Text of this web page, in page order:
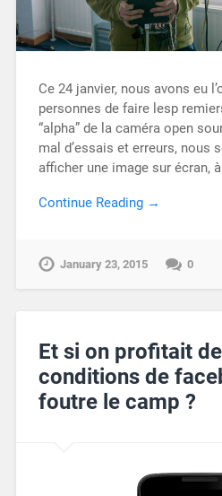
Ce 24 janvier, nous avons eu
personnes de faire lesp
“alpha” de la caméra open
mal d’essais et erreurs, nous
afficher une image sur écran,
Continue Reading →
January 23, 2015 0
Et si on profitait
conditions de
foutre le camp ?